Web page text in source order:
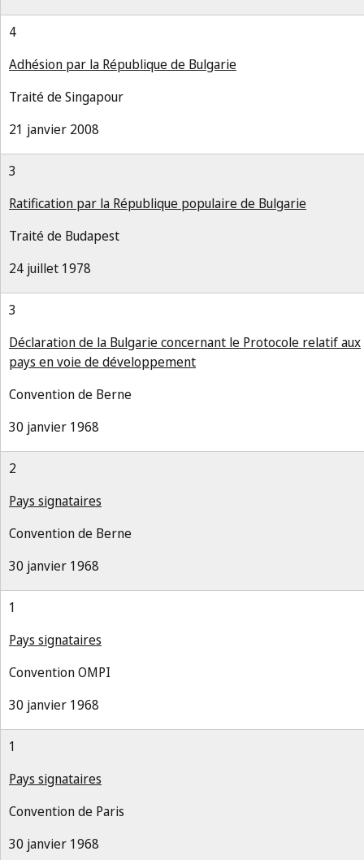
4
Adhésion par la République de Bulgarie
Traité de Singapour
21 janvier 2008
3
Ratification par la République populaire de Bulgarie
Traité de Budapest
24 juillet 1978
3
Déclaration de la Bulgarie concernant le Protocole relatif aux
pays en voie de développement
Convention de Berne
30 janvier 1968
2
Pays signataires
Convention de Berne
30 janvier 1968
1
Pays signataires
Convention OMPI
30 janvier 1968
1
Pays signataires
Convention de Paris
30 janvier 1968